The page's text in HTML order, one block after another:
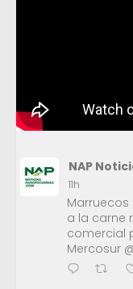
NAP
11h
a la carne
comercial
Mercosur